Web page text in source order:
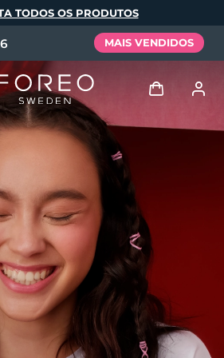
TODOS OS PRODUTOS
MAIS VENDIDOS
Perfil de usuário
Meus aparelhos
Meus pedidos
Meus endereços
As minhas subscrições
Tech Elixir
Set
Español
Português
Русский
体中文 繁體中文